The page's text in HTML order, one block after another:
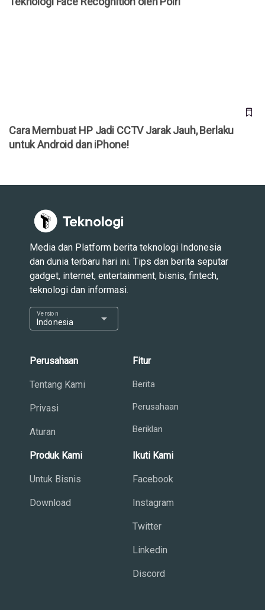
Cara Membuat HP Jadi CCTV Jarak Jauh, Berlaku
untuk Android dan iPhone!
Media dan Platform berita teknologi Indonesia
dan dunia terbaru hari ini. Tips dan berita seputar
gadget, internet, entertainment, bisnis, fintech,
teknologi dan informasi.
Indonesia
Version arrow_drop_down
Perusahaan
Tentang Kami
Privasi
Aturan
Fitur
Berita
Perusahaan
Beriklan
Produk Kami
Untuk Bisnis
Download
Ikuti Kami
Facebook
Instagram
Twitter
Linkedin
Discord